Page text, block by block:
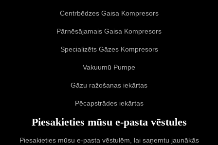
Centrbēdzes Gaisa Kompresors
Pārnēsājamais Gaisa Kompresors
Specializēts Gāzes Kompresors
Vakuumū Pumpe
Gāzu ražošanas iekārtas
Pēcapstrādes iekārtas
Piesakieties mūsu e-pasta vēstules
Piesakieties mūsu e-pasta vēstulēm, lai saņemtu jaunākās